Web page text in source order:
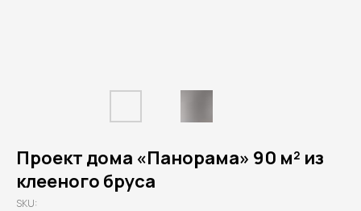
Проект дома «Панорама» 90 м² из
клееного бруса
SKU: